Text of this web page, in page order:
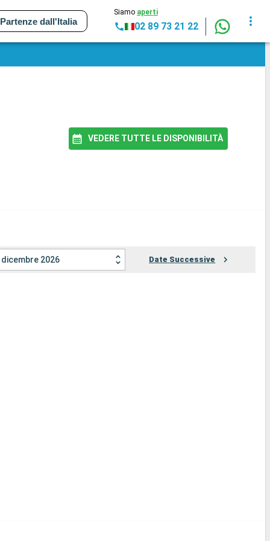
Partenze dall'Italia
Siamo aperti
02 89 73 21 22
VEDERE TUTTE LE DISPONIBILITÀ
dicembre 2026 Date Successive